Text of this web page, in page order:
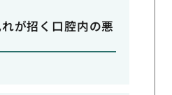
が招く口腔内の悪